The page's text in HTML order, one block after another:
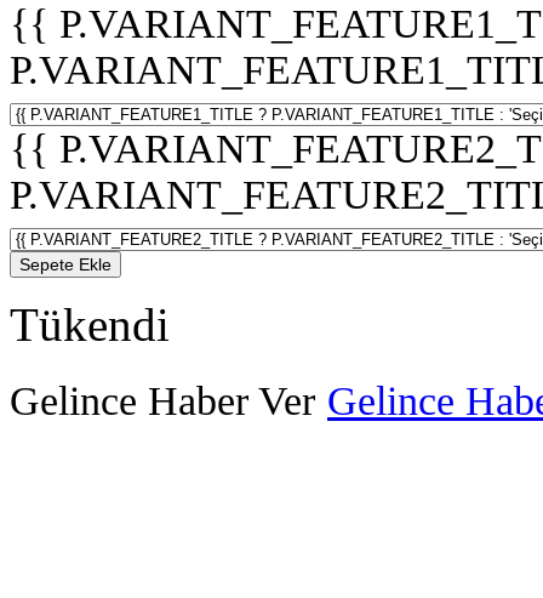
{{
{{
Sepete Ekle
Tükendi
Gelince Haber Ver Gelince